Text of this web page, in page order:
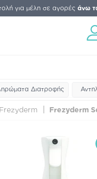
για μέλη σε αγορές άνω
Διατροφής
Frezyderm Frezyderm